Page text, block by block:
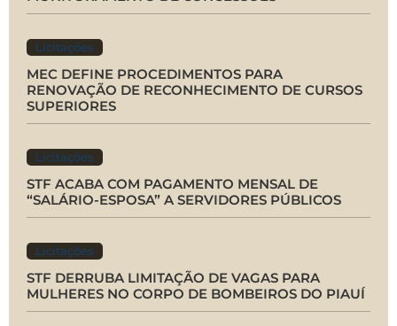
Licitações
MEC DEFINE PROCEDIMENTOS PARA
RENOVAÇÃO DE RECONHECIMENTO DE CURSOS
SUPERIORES
Licitações
STF ACABA COM PAGAMENTO MENSAL DE
“SALÁRIO-ESPOSA” A SERVIDORES PÚBLICOS
Licitações
STF DERRUBA LIMITAÇÃO DE VAGAS PARA
MULHERES NO CORPO DE BOMBEIROS DO PIAUÍ